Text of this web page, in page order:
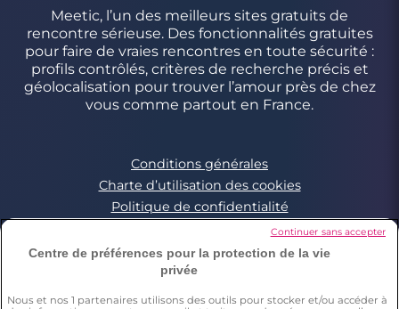
Meetic, l’un des meilleurs sites gratuits de
rencontre sérieuse. Des fonctionnalités gratuites
pour faire de vraies rencontres en toute sécurité :
profils contrôlés, critères de recherche précis et
géolocalisation pour trouver l’amour près de chez
vous comme partout en France.
Conditions générales
Charte d’utilisation des cookies
Politique de confidentialité
Conditions Générales applicables aux Events
Signaler un contenu illégal
*Estimation du nombre de personnes ayant déjà fait une
Centre de préférences pour la protection de la vie
privée
Nous et nos 1 partenaires utilisons des outils pour stocker et/ou accéder à
Continuer sans accepter